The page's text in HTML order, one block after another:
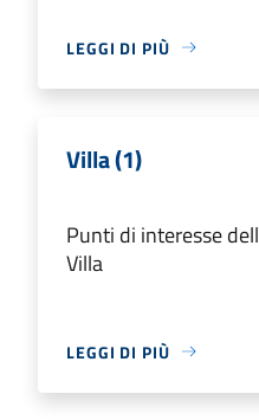
LEGGI DI PIÙ
Villa (1)
Punti di interesse
Villa
LEGGI DI PIÙ